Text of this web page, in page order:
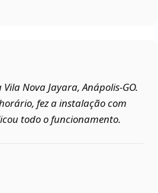
Nova Jayara, Anápolis‑GO.
fez a instalação com
todo o funcionamento.